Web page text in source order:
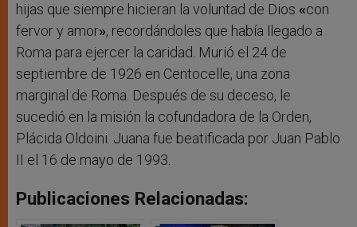
hijas que siempre hicieran la voluntad de Dios «con
fervor y amor», recordándoles que había llegado a
Roma para ejercer la caridad. Murió el 24 de
septiembre de 1926 en Centocelle, una zona
marginal de Roma. Después de su deceso, le
sucedió en la misión la cofundadora de la Orden,
Plácida Oldoini. Juana fue beatificada por Juan Pablo
II el 16 de mayo de 1993.
Publicaciones Relacionadas: